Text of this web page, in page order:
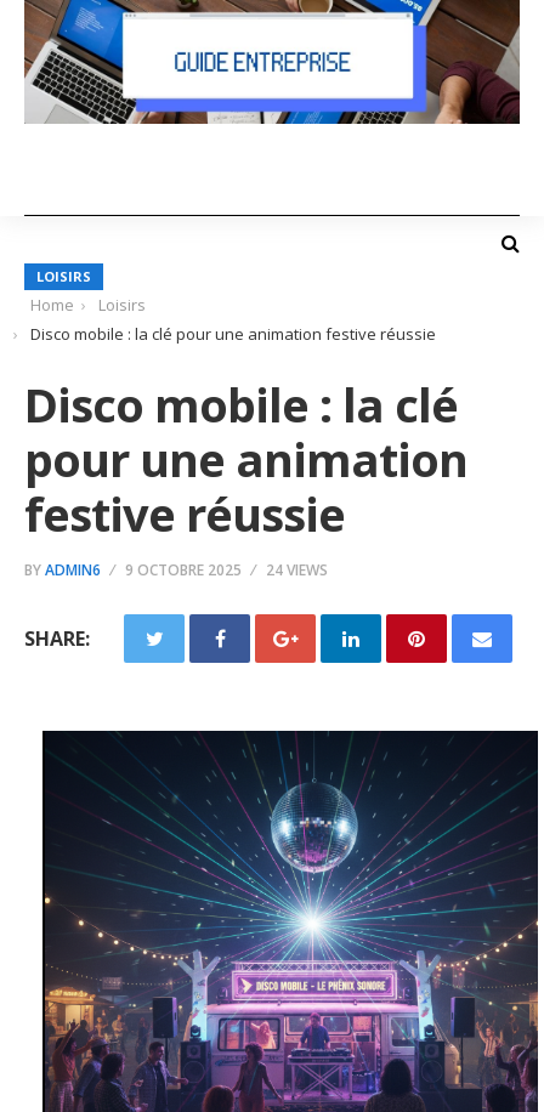
LOISIRS
Home
Loisirs
Disco mobile : la clé pour une animation festive réussie
Disco mobile : la clé
pour une animation
festive réussie
BYADMIN6 9 OCTOBRE 2025 24 VIEWS
SHARE: